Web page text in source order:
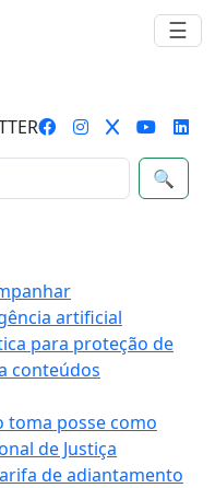
☰
🔍
artificial
para proteção de
conteúdos
toma posse como
de Justiça
de adiantamento